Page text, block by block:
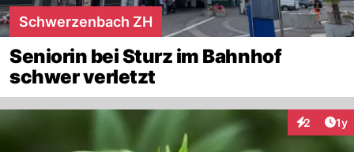
Schwerzenbach ZH
Seniorin bei Sturz im Bahnhof
schwer verletzt
2 1y